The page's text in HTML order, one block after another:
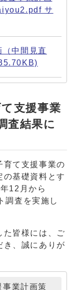
サ
中間見直
支援事業
査結果に
て支援事業の
の基礎資料とす
12月から
調査を実施し
皆様には、ご
き、誠にありが
業計画策